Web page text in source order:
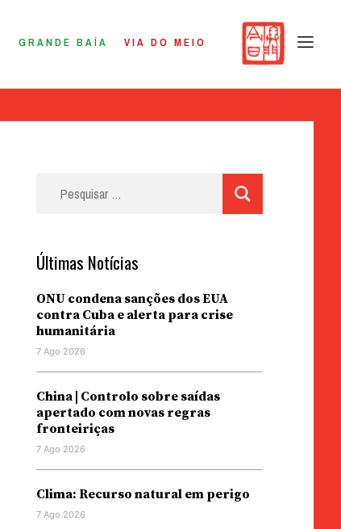
GRANDE BAÍA VIA DO MEIO
Últimas Notícias
ONU condena sanções dos EUA
contra Cuba e alerta para crise
humanitária
7 Ago 2026
China | Controlo sobre saídas
apertado com novas regras
fronteiriças
7 Ago 2026
Clima: Recurso natural em perigo
7 Ago 2026